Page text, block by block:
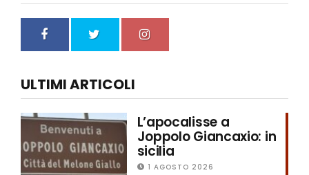
ULTIMI ARTICOLI
L’apocalisse a
Joppolo Giancaxio: in
sicilia
1 AGOSTO 2026